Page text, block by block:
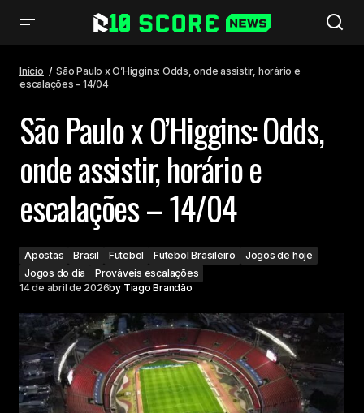
Início
São Paulo x O’Higgins: Odds, onde assistir, horário e
escalações – 14/04
São Paulo x O’Higgins: Odds,
onde assistir, horário e
escalações – 14/04
Apostas Brasil Futebol Futebol Brasileiro
Jogos de hoje
Jogos do dia
Prováveis escalações
14 de abril de 2026by Tiago Brandão